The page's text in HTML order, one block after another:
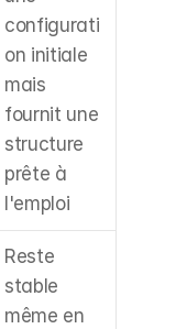
configurati
on initiale
mais
fournit une
structure
prête à
l'emploi
Reste
stable
même en